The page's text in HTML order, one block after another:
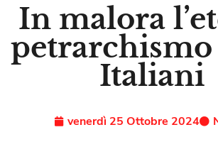
In malora
Italiani
venerdì 25 Ottobre 2024